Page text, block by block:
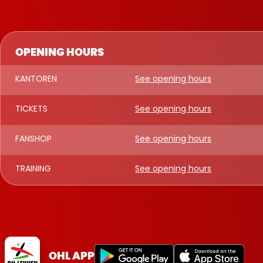
OPENING HOURS
KANTOREN See opening hours
TICKETS See opening hours
FANSHOP See opening hours
TRAINING See opening hours
OHL APP